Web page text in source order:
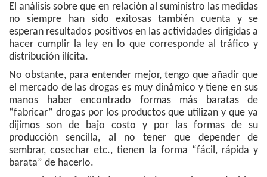
El análisis sobre que en relación al suministro las medidas
no siempre han sido exitosas también cuenta y se
esperan resultados positivos en las actividades dirigidas a
hacer cumplir la ley en lo que corresponde al tráfico y
distribución ilícita.
No obstante, para entender mejor, tengo que añadir que
el mercado de las drogas es muy dinámico y tiene en sus
manos haber encontrado formas más baratas de
“fabricar” drogas por los productos que utilizan y que ya
dijimos son de bajo costo y por las formas de su
producción sencilla, al no tener que depender de
sembrar, cosechar etc., tienen la forma “fácil, rápida y
barata” de hacerlo.